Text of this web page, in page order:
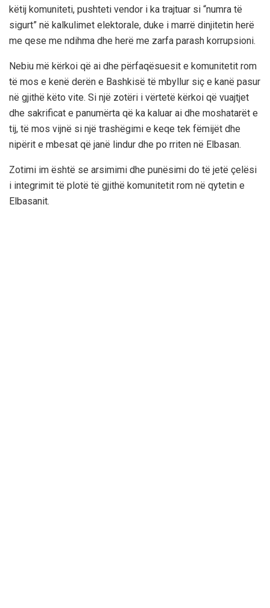
këtij komuniteti, pushteti vendor i ka trajtuar si “numra të
sigurt” në kalkulimet elektorale, duke i marrë dinjitetin herë
me qese me ndihma dhe herë me zarfa parash korrupsioni.
Nebiu më kërkoi që ai dhe përfaqësuesit e komunitetit rom
të mos e kenë derën e Bashkisë të mbyllur siç e kanë pasur
në gjithë këto vite. Si një zotëri i vërtetë kërkoi që vuajtjet
dhe sakrificat e panumërta që ka kaluar ai dhe moshatarët e
tij, të mos vijnë si një trashëgimi e keqe tek fëmijët dhe
nipërit e mbesat që janë lindur dhe po rriten në Elbasan.
Zotimi im është se arsimimi dhe punësimi do të jetë çelësi
i integrimit të plotë të gjithë komunitetit rom në qytetin e
Elbasanit.